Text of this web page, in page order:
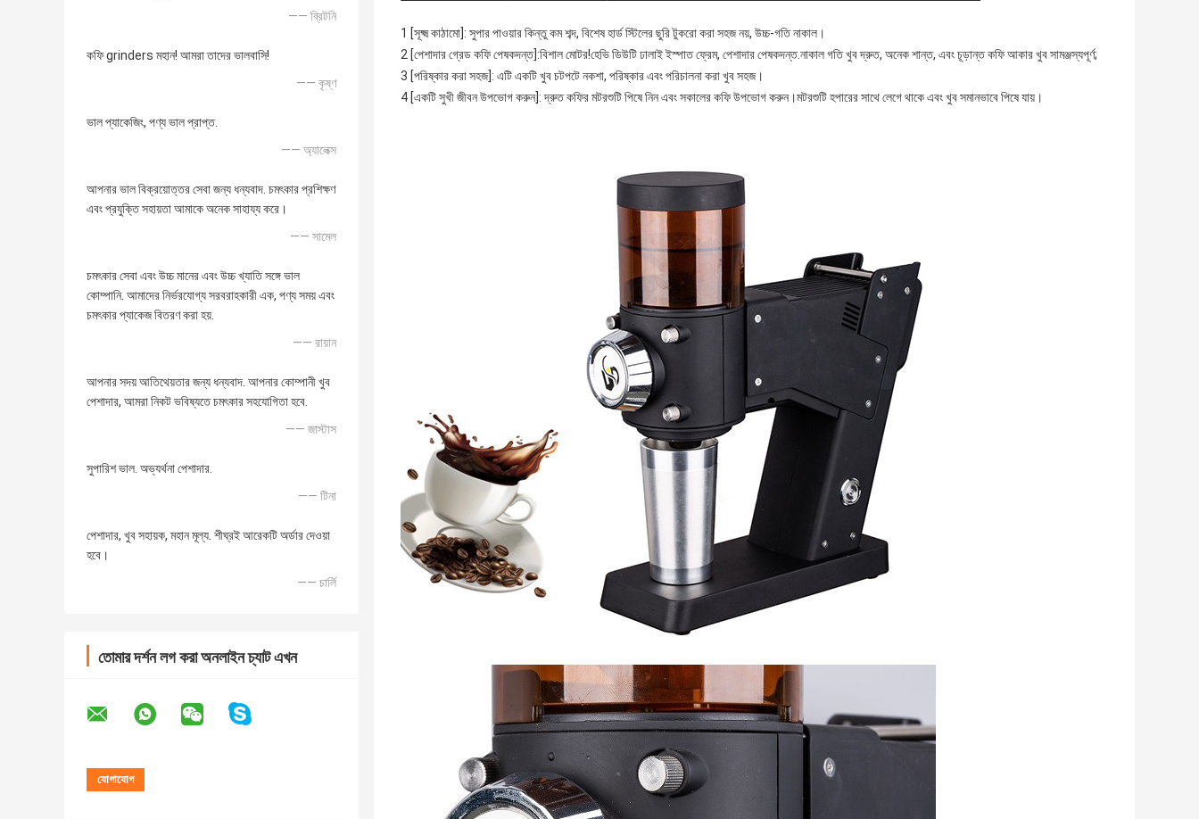
—— ব্রিটনি
কফি grinders মহান! আমরা তাদের ভালবাসি!
—— কৃষ্ণ
ভাল প্যাকেজিং, পণ্য ভাল প্রাপ্ত.
—— অ্যালেক্স
আপনার ভাল বিক্রয়োত্তর সেবা জন্য ধন্যবাদ. চমৎকার প্রশিক্ষণ
এবং প্রযুক্তি সহায়তা আমাকে অনেক সাহায্য করে।
—— সামেল
চমৎকার সেবা এবং উচ্চ মানের এবং উচ্চ খ্যাতি সঙ্গে ভাল
কোম্পানি. আমাদের নির্ভরযোগ্য সরবরাহকারী এক, পণ্য সময় এবং
চমৎকার প্যাকেজ বিতরণ করা হয়.
—— রায়ান
আপনার সদয় আতিথেয়তার জন্য ধন্যবাদ. আপনার কোম্পানী খুব
পেশাদার, আমরা নিকট ভবিষ্যতে চমৎকার সহযোগিতা হবে.
—— জাস্টাস
সুপারিশ ভাল. অভ্যর্থনা পেশাদার.
—— টিনা
পেশাদার, খুব সহায়ক, মহান মূল্য. শীঘ্রই আরেকটি অর্ডার দেওয়া
হবে।
—— চার্লি
তোমার দর্শন লগ করা অনলাইন চ্যাট এখন
1 [সূক্ষ্ম কাঠামো]: সুপার পাওয়ার কিন্তু কম শব্দ, বিশেষ হার্ড স্টিলের ছুরি টুকরো করা সহজ নয়, উচ্চ-গতি নাকাল।
2 [পেশাদার গ্রেড কফি পেষকদন্ত]:বিশাল মোটর!হেভি ডিউটি ​​ঢালাই ইস্পাত ফ্রেম, পেশাদার পেষকদন্ত.নাকাল গতি খুব দ্রুত, অনেক শান্ত, এবং চূড়ান্ত কফি আকার খুব সামঞ্জস্যপূর্ণ;
3 [পরিষ্কার করা সহজ]: এটি একটি খুব চটপটে নকশা, পরিষ্কার এবং পরিচালনা করা খুব সহজ।
4 [একটি সুখী জীবন উপভোগ করুন]: দ্রুত কফির মটরশুটি পিষে নিন এবং সকালের কফি উপভোগ করুন।মটরশুটি হপারের সাথে লেগে থাকে এবং খুব সমানভাবে পিষে যায়।